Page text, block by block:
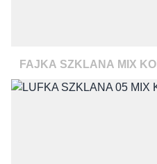
FAJKA SZKLANA MIX